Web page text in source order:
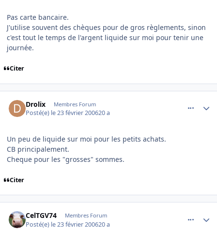
Pas carte bancaire.
J'utilise souvent des chèques pour de gros règlements, sinon
c'est tout le temps de l'argent liquide sur moi pour tenir une
journée.
Citer
Drolix Membres Forum
Posté(e) le 23 février 200620 a
Un peu de liquide sur moi pour les petits achats.
CB principalement.
Cheque pour les "grosses" sommes.
Citer
CelTGV74 Membres Forum
Posté(e) le 23 février 200620 a